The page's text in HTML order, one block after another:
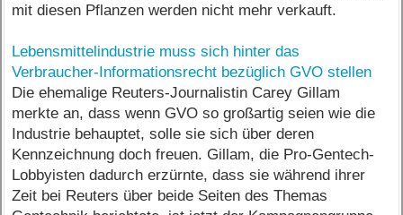
mit diesen Pflanzen werden nicht mehr verkauft.
Lebensmittelindustrie muss sich hinter das
Verbraucher-Informationsrecht bezüglich GVO stellen
Die ehemalige Reuters-Journalistin Carey Gillam
merkte an, dass wenn GVO so großartig seien wie die
Industrie behauptet, solle sie sich über deren
Kennzeichnung doch freuen. Gillam, die Pro-Gentech-
Lobbyisten dadurch erzürnte, dass sie während ihrer
Zeit bei Reuters über beide Seiten des Themas